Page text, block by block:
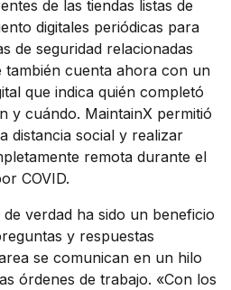
de las tiendas listas de
digitales periódicas para
de seguridad relacionadas
también cuenta ahora con un
que indica quién completó
y cuándo. MaintainX permitió
distancia social y realizar
remota durante el
COVID.
verdad ha sido un beneficio
y respuestas
se comunican en un hilo
órdenes de trabajo. «Con los